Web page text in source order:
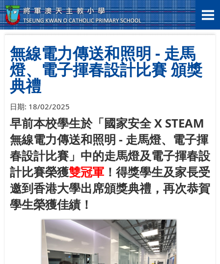
首頁 > 學生表現 > 學科活動
>
無線電力傳送和照明 - 走馬燈、電...
無線電力傳送和照明 - 走馬
燈、電子揮春設計比賽 頒獎
典禮
日期: 18/02/2025
早前本校學生於「國家安全 X STEAM
無線電力傳送和照明 - 走馬燈、電子揮
春設計比賽」中的走馬燈及電子揮春設
計比賽榮獲雙冠軍 ！得獎學生及家長受
邀到香港大學出席頒獎典禮，再次恭賀
學生榮獲佳績！